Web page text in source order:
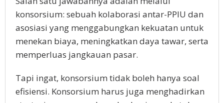
konsorsium: sebuah kolaborasi antar-PPIU dan
asosiasi yang menggabungkan kekuatan untuk
menekan biaya, meningkatkan daya tawar, serta
memperluas jangkauan pasar.
Tapi ingat, konsorsium tidak boleh hanya soal
efisiensi. Konsorsium harus juga menghadirkan